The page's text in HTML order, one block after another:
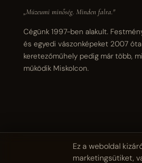
„Múzeumi minőség. Minden falra."
Cégünk 1997-ben alakult.
és egyedi vászonképeket 2007
keretezőműhely pedig már több,
működik Miskolcon.
Ez a weboldal
marketingsütiket,